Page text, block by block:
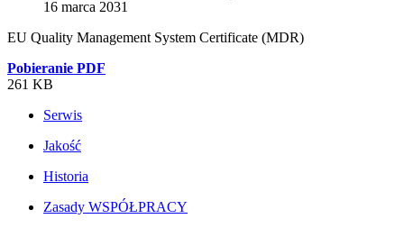
EU Quality Management System Certificate (MDR)
Pobieranie PDF
261 KB
Serwis
Jakość
Historia
Zasady WSPÓŁPRACY